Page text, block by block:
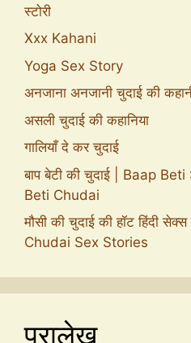
स्टोरी
Xxx Kahani
Yoga Sex Story
अनजाना अनजानी चुदाई की
असली चुदाई की कहानिया
गालियाँ दे कर चुदाई
बाप बेटी की चुदाई | Baap
Beti Chudai
मौसी की चुदाई की हॉट हिंदी
Chudai Sex Stories
पुरालेख